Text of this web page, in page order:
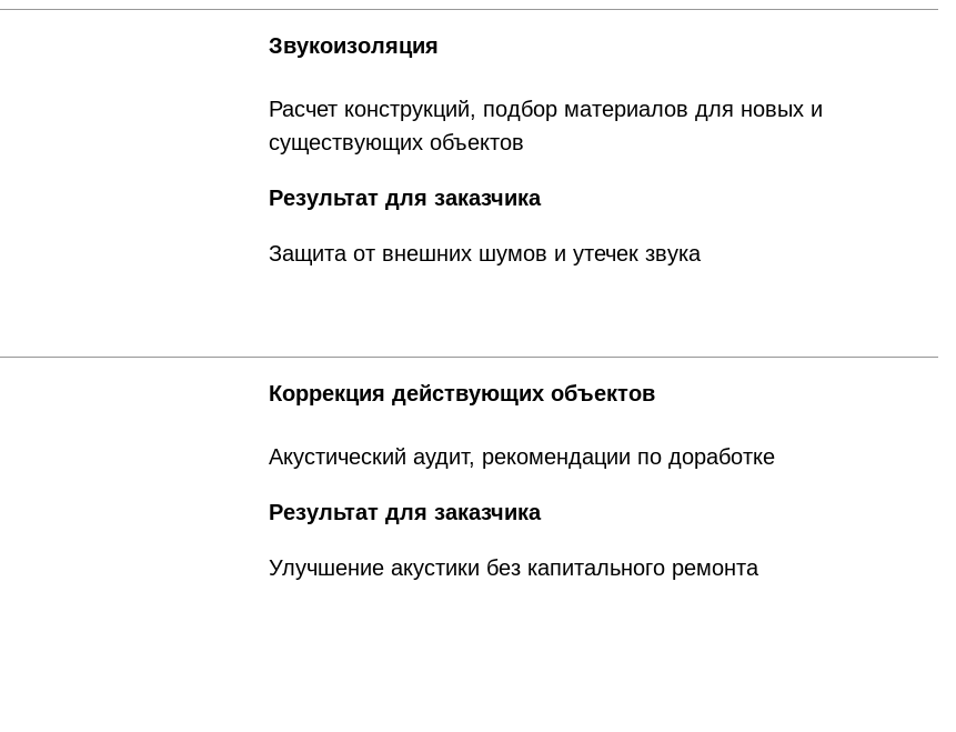
Звукоизоляция
Расчет конструкций, подбор материалов для новых и
существующих объектов
Результат для заказчика
Защита от внешних шумов и утечек звука
Коррекция действующих объектов
Акустический аудит, рекомендации по доработке
Результат для заказчика
Улучшение акустики без капитального ремонта